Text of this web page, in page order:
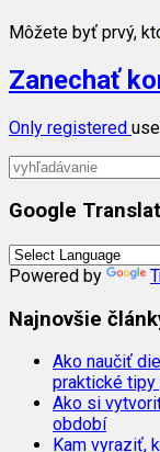
Môžete byť prvý,
Zanechať
Only registered
Google
Powered by
Najnovšie
Ako naučiť
praktické
Ako si
období
Kam vyraziť,